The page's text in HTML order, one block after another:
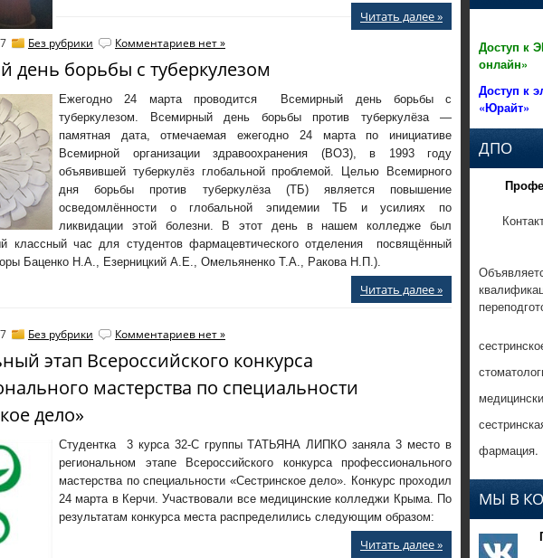
Читать далее »
Без рубрики Комментариев нет »
день борьбы с туберкулезом
Ежегодно 24 марта проводится Всемирный день борьбы с
туберкулезом. Всемирный день борьбы против туберкулёза —
памятная дата, отмечаемая ежегодно 24 марта по инициативе
Всемирной организации здравоохранения (ВОЗ), в 1993 году
объявившей туберкулёз глобальной проблемой. Целью Всемирного
дня борьбы против туберкулёза (ТБ) является повышение
осведомлённости о глобальной эпидемии ТБ и усилиях по
ликвидации этой болезни. В этот день в нашем колледже был
классный час для студентов фармацевтического отделения посвящённый
Баценко Н.А., Езерницкий А.Е., Омельяненко Т.А., Ракова Н.П.).
Читать далее »
Без рубрики Комментариев нет »
этап Всероссийского конкурса
мастерства по специальности
дело»
Студентка 3 курса 32-С группы ТАТЬЯНА ЛИПКО заняла 3 место в
региональном этапе Всероссийского конкурса профессионального
мастерства по специальности «Сестринское дело». Конкурс проходил
24 марта в Керчи. Участвовали все медицинские колледжи Крыма. По
результатам конкурса места распределились следующим образом:
Читать далее »
Доступ к
онлайн»
Доступ к
«Юрайт»
ДПО
фармация.
МЫ В